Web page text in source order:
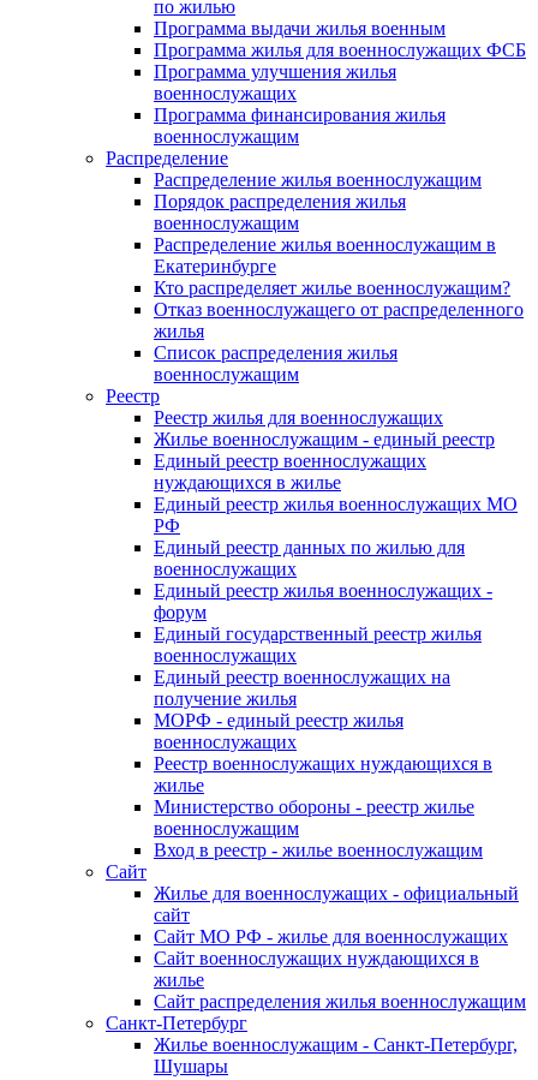
по жилью
Программа выдачи жилья военным
Программа жилья для военнослужащих ФСБ
Программа улучшения жилья
военнослужащих
Программа финансирования жилья
военнослужащим
Распределение
Распределение жилья военнослужащим
Порядок распределения жилья
военнослужащим
Распределение жилья военнослужащим в
Екатеринбурге
Кто распределяет жилье военнослужащим?
Отказ военнослужащего от распределенного
жилья
Список распределения жилья
военнослужащим
Реестр
Реестр жилья для военнослужащих
Жилье военнослужащим - единый реестр
Единый реестр военнослужащих
нуждающихся в жилье
Единый реестр жилья военнослужащих МО
РФ
Единый реестр данных по жилью для
военнослужащих
Единый реестр жилья военнослужащих -
форум
Единый государственный реестр жилья
военнослужащих
Единый реестр военнослужащих на
получение жилья
МОРФ - единый реестр жилья
военнослужащих
Реестр военнослужащих нуждающихся в
жилье
Министерство обороны - реестр жилье
военнослужащим
Вход в реестр - жилье военнослужащим
Сайт
Жилье для военнослужащих - официальный
сайт
Сайт МО РФ - жилье для военнослужащих
Сайт военнослужащих нуждающихся в
жилье
Сайт распределения жилья военнослужащим
Санкт-Петербург
Жилье военнослужащим - Санкт-Петербург,
Шушары